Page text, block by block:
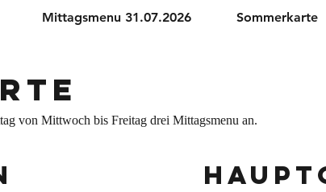
Mittagsmenu 31.07.2026 Sommerkarte
von Mittwoch bis Freitag drei Mittagsmenu an.